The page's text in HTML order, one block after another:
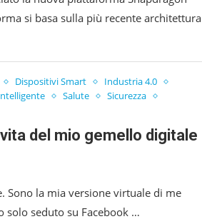
si basa sulla più recente architettura
Dispositivi Smart
Industria 4.0
Salute
Sicurezza
del mio gemello digitale
Sono la mia versione virtuale di me
solo seduto su Facebook …